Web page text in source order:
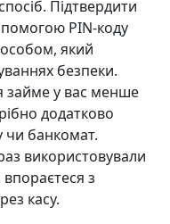
Підтвердити
PIN-коду
який
безпеки.
займе у вас менше
додатково
чи банкомат.
використовували
з
касу.